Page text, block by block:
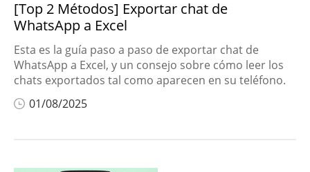
[Top 2 Métodos] Exportar chat de
WhatsApp a Excel
Esta es la guía paso a paso de exportar chat de
WhatsApp a Excel, y un consejo sobre cómo leer los
chats exportados tal como aparecen en su teléfono.
01/08/2025